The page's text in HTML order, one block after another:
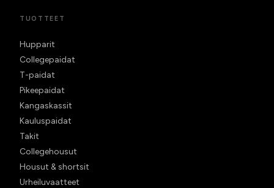
TUOTTEET
Hupparit
Collegepaidat
T-paidat
Pikeepaidat
Kangaskassit
Kauluspaidat
Takit
Collegehousut
Housut & shortsit
Urheiluvaatteet